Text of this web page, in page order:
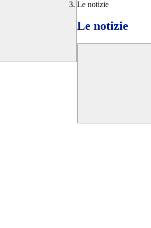
Le notizie
Le notizie